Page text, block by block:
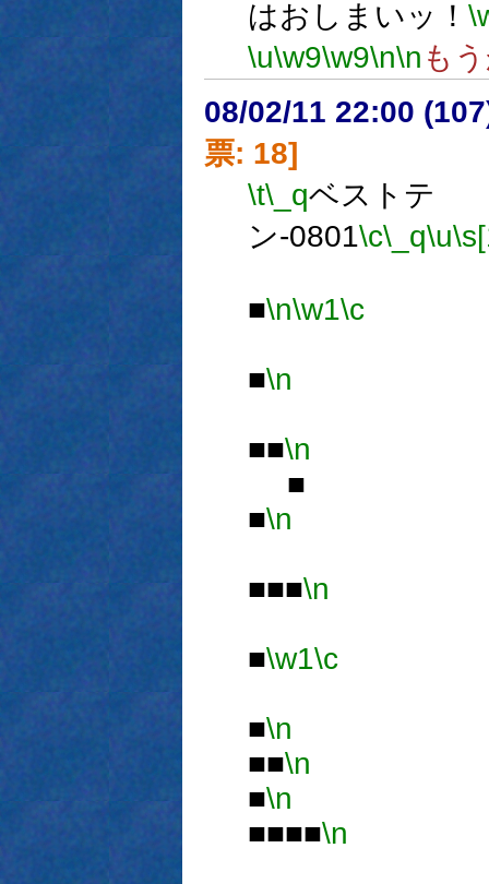
はおしまいッ！
\u\w9\w9\n\n も
08/02/11 22:00
票: 18]
\t\_qベストテ
ン-0801\c\_q\u
■\n\w1\c
■\n
■■\n
■
■\n
■■■\n
■\w1\c
■\n
■■\n
■\n
■■■■\n